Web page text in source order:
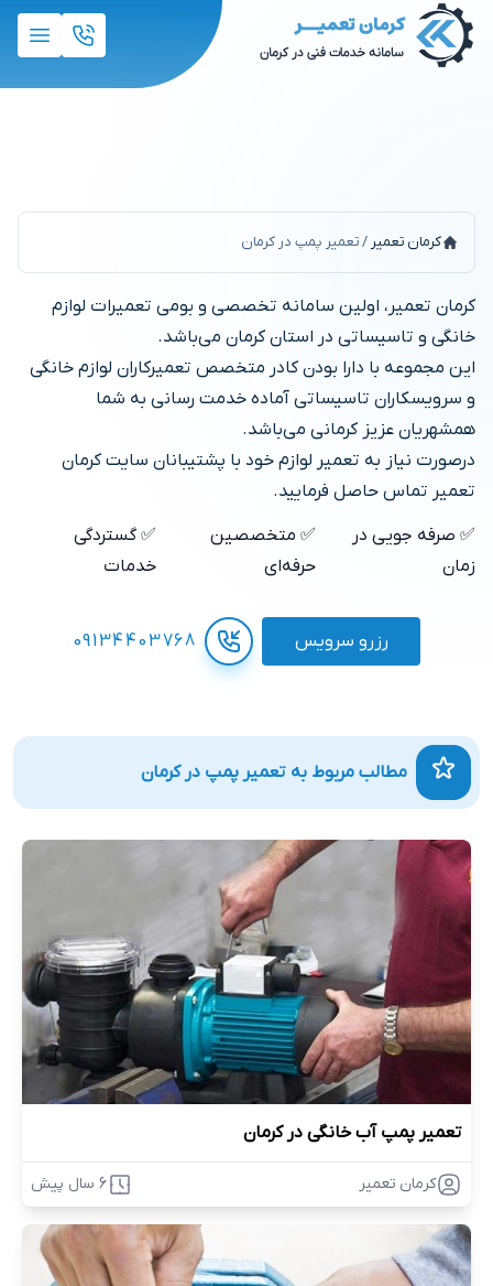
کرمان تعمیر /تعمیر پمپ در کرمان
کرمان تعمیر، اولین سامانه تخصصی و بومی تعمیرات لوازم
خانگی و تاسیساتی در استان کرمان می‌باشد.
این مجموعه با دارا بودن کادر متخصص تعمیرکاران لوازم خانگی
و سرویسکاران تاسیساتی آماده خدمت رسانی به شما
همشهریان عزیز کرمانی می‌باشد.
درصورت نیاز به تعمیر لوازم خود با پشتیبانان سایت کرمان
تعمیر تماس حاصل فرمایید.
✅ صرفه جویی در
زمان
✅ متخصصین
حرفه‌ای
✅ گستردگی
خدمات
رزرو سرویس 09134403768
مطالب مربوط به تعمیر پمپ در کرمان
تعمیر پمپ آب خانگی در کرمان
کرمان تعمیر 6 سال پیش